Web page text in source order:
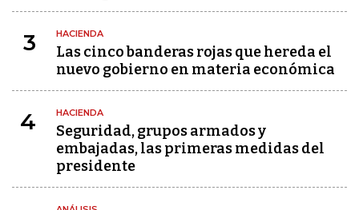
3 HACIENDA
Las cinco banderas rojas que hereda el
nuevo gobierno en materia económica
4 HACIENDA
Seguridad, grupos armados y
embajadas, las primeras medidas del
presidente